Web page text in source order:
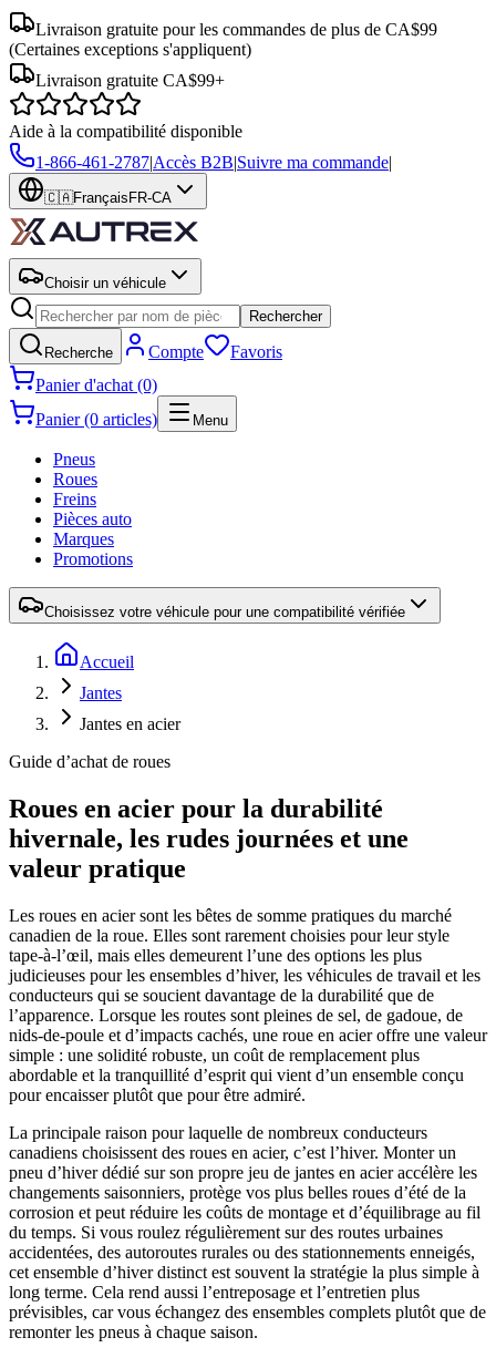
Livraison gratuite pour les commandes de plus de CA$99
(Certaines exceptions s'appliquent)
Livraison gratuite CA$99+
Aide à la compatibilité disponible
1-866-461-2787|Accès B2B|Suivre ma commande|
🇨🇦Français FR-CA
Choisir un véhicule
Rechercher
Recherche Compte
Favoris
Panier d'achat (0)
Panier (0 articles)
Menu
Pneus
Roues
Freins
Pièces auto
Marques
Promotions
Choisissez votre véhicule pour une compatibilité vérifiée
Accueil
Jantes
Jantes en acier
Guide d’achat de roues
Roues en acier pour la durabilité
hivernale, les rudes journées et une
valeur pratique
Les roues en acier sont les bêtes de somme pratiques du marché
canadien de la roue. Elles sont rarement choisies pour leur style
tape-à-l’œil, mais elles demeurent l’une des options les plus
judicieuses pour les ensembles d’hiver, les véhicules de travail et les
conducteurs qui se soucient davantage de la durabilité que de
l’apparence. Lorsque les routes sont pleines de sel, de gadoue, de
nids-de-poule et d’impacts cachés, une roue en acier offre une valeur
simple : une solidité robuste, un coût de remplacement plus
abordable et la tranquillité d’esprit qui vient d’un ensemble conçu
pour encaisser plutôt que pour être admiré.
La principale raison pour laquelle de nombreux conducteurs
canadiens choisissent des roues en acier, c’est l’hiver. Monter un
pneu d’hiver dédié sur son propre jeu de jantes en acier accélère les
changements saisonniers, protège vos plus belles roues d’été de la
corrosion et peut réduire les coûts de montage et d’équilibrage au fil
du temps. Si vous roulez régulièrement sur des routes urbaines
accidentées, des autoroutes rurales ou des stationnements enneigés,
cet ensemble d’hiver distinct est souvent la stratégie la plus simple à
long terme. Cela rend aussi l’entreposage et l’entretien plus
prévisibles, car vous échangez des ensembles complets plutôt que de
remonter les pneus à chaque saison.